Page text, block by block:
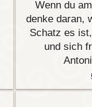
Wenn du
denke daran,
Schatz es
und sich